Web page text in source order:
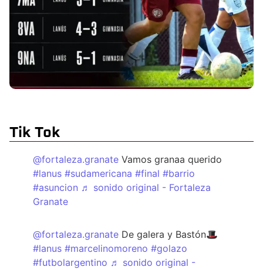
Tik Tok
@fortaleza.granate Vamos granaa querido
#lanus #sudamericana #final #barrio
#asuncion ♬ sonido original - Fortaleza
Granate
@fortaleza.granate De galera y Bastón🎩
#lanus #marcelinomoreno #golazo
#futbolargentino ♬ sonido original -